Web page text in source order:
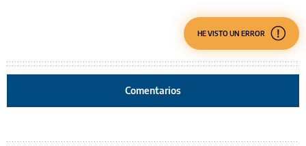
HE VISTO UN ERROR
Comentarios